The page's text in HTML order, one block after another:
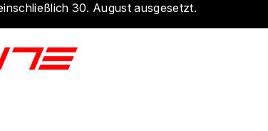
30. August ausgesetzt.